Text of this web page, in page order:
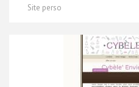
Site perso